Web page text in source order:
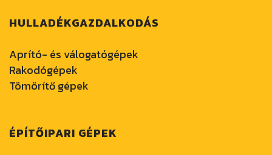
HULLADÉKGAZDALKODÁS
Aprító- és válogatógépek
Rakodógépek
Tömörítő gépek
ÉPÍTŐIPARI GÉPEK